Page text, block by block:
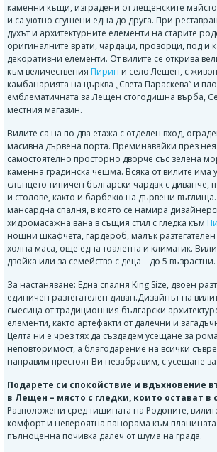
каменни къщи, изградени от лещенските
и са уютно сгушени една до друга. При
духът и архитектурните елементи на старите
оригиналните врати, чардаци, прозорци, под и
декоративни елементи. От вилите се открива
към величествения Пирин и село Лещен, с
камбанарията на църква „Света Параскева” и
емблематичната за Лещен стогодишна върба,
местния магазин.
Вилите са на по два етажа с отделен вход,
масивна дървена порта. Преминавайки през нея
самостоятелно просторно дворче със зелена
каменна градинска чешма. Всяка от вилите има
слънцето типичен български чардак с диванче,
и столове, както и барбекю на дървени
мансардна спалня, в която се намира
хидромасажна вана в същия стил с гледка към
нощни шкафчета, гардероб, малък разтегателен
холна маса, още една тоалетна и климатик.
двойка или за семейство с деца – до 5 възрастни.
За настаняване: Една спалня King Size, двоен
единичен разтегателен диван.Дизайнът на
смесица от традиционния български
елементи, както артефакти от далечни и
Целта ни е чрез тях да създадем усещане за
неповторимост, а благодарение на всички
направим престоят Ви незабравим, с усещане за
Подарете си спокойствие и вдъхновение
в Лещен – място с гледки, които остават в
Разположени сред тишината на Родопите,
комфорт и невероятна панорама към планината
пълноценна почивка далеч от шума на града.